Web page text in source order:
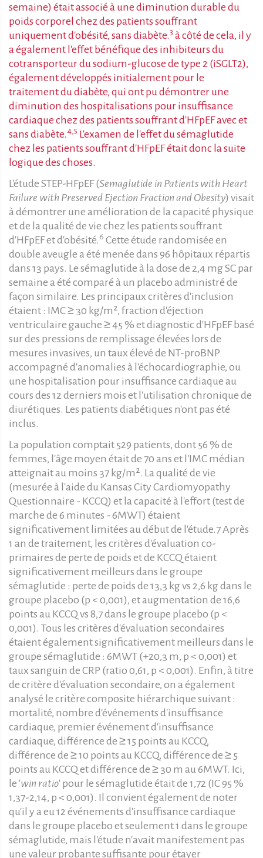
semaine) était associé à une diminution durable du
poids corporel chez des patients souffrant
uniquement d'obésité, sans diabète.3 à côté de cela, il y
a également l'effet bénéfique des inhibiteurs du
cotransporteur du sodium-glucose de type 2 (iSGLT2),
également développés initialement pour le
traitement du diabète, qui ont pu démontrer une
diminution des hospitalisations pour insuffisance
cardiaque chez des patients souffrant d'HFpEF avec et
sans diabète.4,5 L'examen de l'effet du sémaglutide
chez les patients souffrant d'HFpEF était donc la suite
logique des choses.
L'étude STEP-HFpEF (Semaglutide in Patients with Heart
Failure with Preserved Ejection Fraction and Obesity) visait
à démontrer une amélioration de la capacité physique
et de la qualité de vie chez les patients souffrant
d'HFpEF et d'obésité. 6 Cette étude randomisée en
double aveugle a été menée dans 96 hôpitaux répartis
dans 13 pays. Le sémaglutide à la dose de 2,4 mg SC par
semaine a été comparé à un placebo administré de
façon similaire. Les principaux critères d'inclusion
étaient : IMC ≥ 30 kg/m², fraction d'éjection
ventriculaire gauche ≥ 45 % et diagnostic d'HFpEF basé
sur des pressions de remplissage élevées lors de
mesures invasives, un taux élevé de NT-proBNP
accompagné d'anomalies à l'échocardiographie, ou
une hospitalisation pour insuffisance cardiaque au
cours des 12 derniers mois et l'utilisation chronique de
diurétiques. Les patients diabétiques n'ont pas été
inclus.
La population comptait 529 patients, dont 56 % de
femmes, l'âge moyen était de 70 ans et l'IMC médian
atteignait au moins 37 kg/m². La qualité de vie
(mesurée à l'aide du Kansas City Cardiomyopathy
Questionnaire - KCCQ) et la capacité à l'effort (test de
marche de 6 minutes - 6MWT) étaient
significativement limitées au début de l'étude.7 Après
1 an de traitement, les critères d'évaluation co-
primaires de perte de poids et de KCCQ étaient
significativement meilleurs dans le groupe
sémaglutide : perte de poids de 13,3 kg vs 2,6 kg dans le
groupe placebo (p < 0,001), et augmentation de 16,6
points au KCCQ vs 8,7 dans le groupe placebo (p <
0,001). Tous les critères d'évaluation secondaires
étaient également significativement meilleurs dans le
groupe sémaglutide : 6MWT (+20,3 m, p < 0,001) et
taux sanguin de CRP (ratio 0,61, p < 0,001). Enfin, à titre
de critère d'évaluation secondaire, on a également
analysé le critère composite hiérarchique suivant :
mortalité, nombre d'événements d'insuffisance
cardiaque, premier événement d'insuffisance
cardiaque, différence de ≥ 15 points au KCCQ,
différence de ≥ 10 points au KCCQ, différence de ≥ 5
points au KCCQ et différence de ≥ 30 m au 6MWT. Ici,
le 'win ratio' pour le sémaglutide était de 1,72 (IC 95 %
1,37-2,14, p < 0,001). Il convient également de noter
qu'il y a eu 12 événements d'insuffisance cardiaque
dans le groupe placebo et seulement 1 dans le groupe
sémaglutide, mais l'étude n'avait manifestement pas
une valeur probante suffisante pour étayer